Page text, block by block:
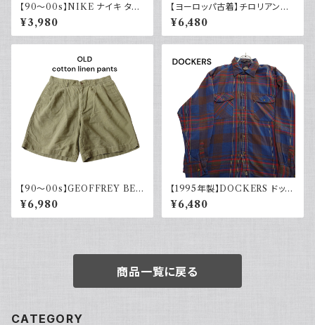
【90～00s】NIKE ナイキ タン
クトップ ノースリーブ グレー 白
タグ
¥3,980
【ヨーロッパ古着】チロリアンシ
ャツ 半袖 古着 チェック レトロ
ユーロ古着 ボックスシルエット
¥6,480
【90～00s】GEOFFREY BEE
NE コットンリネンショーツ ツー
タック カーキグリーン フェード
古着
¥6,980
【1995年製】DOCKERS ドッカ
ーズ チェックシャツ ダブルポケ
ット 古着 アメカジ リーバイス
長袖 90s
¥6,480
商品一覧に戻る
CATEGORY